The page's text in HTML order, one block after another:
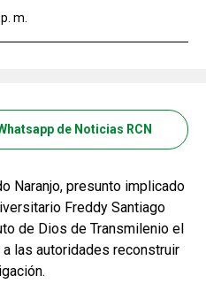
m.
de Noticias RCN
Naranjo, presunto implicado
Freddy Santiago
de Dios de Transmilenio el
las autoridades reconstruir